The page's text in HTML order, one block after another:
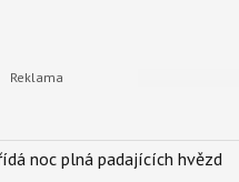
noc plná padajících hvězd